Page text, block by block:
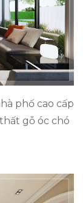
phố cao cấp
gỗ óc chó